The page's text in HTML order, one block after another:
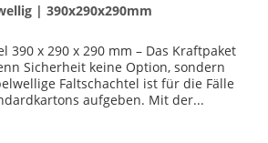
| 390x290x290mm
390 x 290 x 290 mm – Das Kraftpaket
Sicherheit keine Option, sondern
Faltschachtel ist für die Fälle
aufgeben. Mit der...